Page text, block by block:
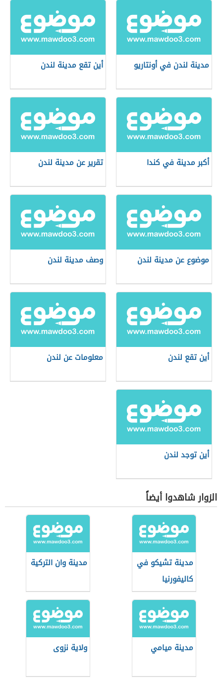
مدينة لندن في أونتاريو أين تقع مدينة لندن
أكبر مدينة في كندا تقرير عن مدينة لندن
موضوع عن مدينة لندن وصف مدينة لندن
أين تقع لندن معلومات عن لندن
أين توجد لندن
الزوار شاهدوا أيضاً
مدينة تشيكو في
كاليفورنيا
مدينة وان التركية
مدينة ميامي ولاية نزوى